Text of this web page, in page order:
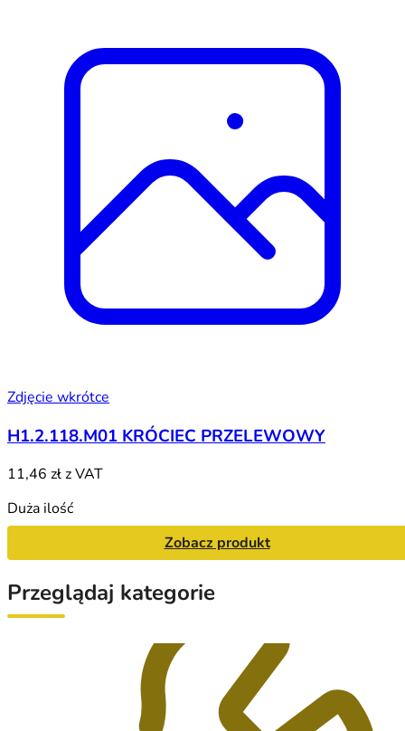
Zdjęcie wkrótce
H1.2.118.M01 KRÓCIEC PRZELEWOWY
11,46 złz VAT
Duża ilość
Zobacz produkt
Przeglądaj kategorie